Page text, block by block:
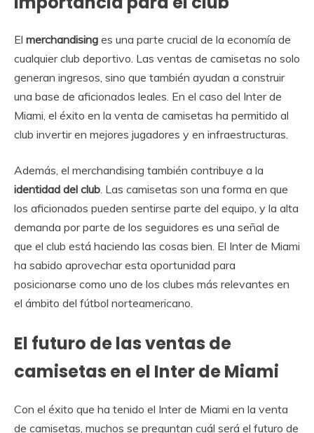
El merchandising es una parte crucial de la economía de
cualquier club deportivo. Las ventas de camisetas no solo
generan ingresos, sino que también ayudan a construir
una base de aficionados leales. En el caso del Inter de
Miami, el éxito en la venta de camisetas ha permitido al
club invertir en mejores jugadores y en infraestructuras.
Además, el merchandising también contribuye a la
identidad del club. Las camisetas son una forma en que
los aficionados pueden sentirse parte del equipo, y la alta
demanda por parte de los seguidores es una señal de
que el club está haciendo las cosas bien. El Inter de Miami
ha sabido aprovechar esta oportunidad para
posicionarse como uno de los clubes más relevantes en
el ámbito del fútbol norteamericano.
El futuro de las ventas de
camisetas en el Inter de Miami
Con el éxito que ha tenido el Inter de Miami en la venta
de camisetas, muchos se preguntan cuál será el futuro de